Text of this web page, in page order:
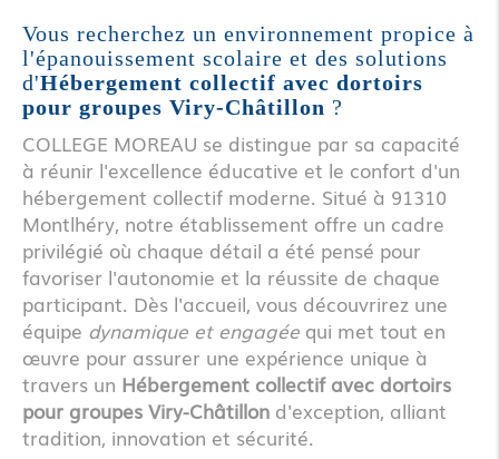
Vous recherchez un environnement propice à
l'épanouissement scolaire et des solutions
d'Hébergement collectif avec dortoirs
pour groupes Viry-Châtillon ?
COLLEGE MOREAU se distingue par sa capacité
à réunir l'excellence éducative et le confort d'un
hébergement collectif moderne. Situé à 91310
Montlhéry, notre établissement offre un cadre
privilégié où chaque détail a été pensé pour
favoriser l'autonomie et la réussite de chaque
participant. Dès l'accueil, vous découvrirez une
équipe dynamique et engagée qui met tout en
œuvre pour assurer une expérience unique à
travers un Hébergement collectif avec dortoirs
pour groupes Viry-Châtillon d'exception, alliant
tradition, innovation et sécurité.